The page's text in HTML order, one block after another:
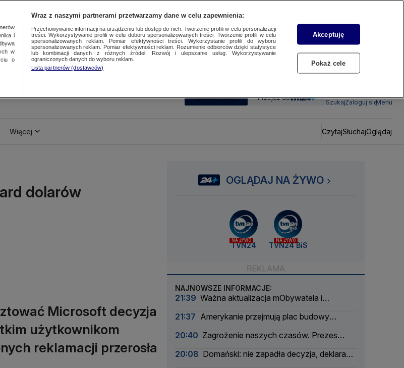
SUBSKRYBUJ Przejdź do
SzukajZaloguj sięMenu
Więcej CzytajSłuchajOglądaj
dolarów
Microsoft decyzja
użytkownikom
reklamacji przerosła
OGLĄDAJ NA ŻYWO
NA ŻYWO
TVN24
NA ŻYWO
TVN24 BiS
NAJNOWSZE INFORMACJE:
21:39 Ważna aktualizacja mObywatela i
21:37 Amerykanie przejmują plac budowy
20:40 Zagrożenie naszych czasów. Prezes
20:08 Domański: nie zapadła decyzja, deklaracja
i
w
o
Wraz z naszymi partnerami przetwarzamy dane w celu zapewnienia:
Przechowywanie informacji na urządzeniu lub dostęp do nich. Tworzenie profili w celu personalizacji
treści. Wykorzystywanie profili w celu doboru spersonalizowanych treści. Tworzenie profili w celu
spersonalizowanych reklam. Pomiar efektywności treści. Wykorzystanie profili do wyboru
spersonalizowanych reklam. Pomiar efektywności reklam. Rozumienie odbiorców dzięki statystyce
lub kombinacji danych z różnych źródeł. Rozwój i ulepszanie usług. Wykorzystywanie
ograniczonych danych do wyboru reklam.
Lista partnerów (dostawców)
Akceptuję
Pokaż cele